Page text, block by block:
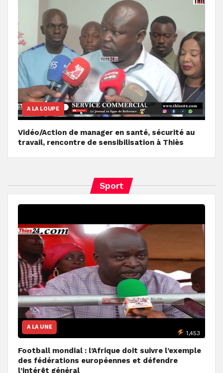
A LA LOUPE
Vidéo/Action de manager en santé, sécurité au
travail, rencontre de sensibilisation à Thiès
Sport
A LA UNE
1,453
Football mondial : l’Afrique doit suivre l’exemple
des fédérations européennes et défendre
l’intérêt général